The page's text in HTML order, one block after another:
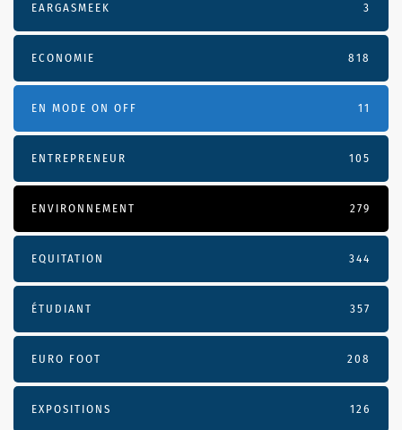
EARGASMEEK 3
ECONOMIE 818
EN MODE ON OFF 11
ENTREPRENEUR 105
ENVIRONNEMENT 279
EQUITATION 344
ÉTUDIANT 357
EURO FOOT 208
EXPOSITIONS 126